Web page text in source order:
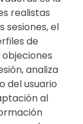
realistas
sesiones, el
de
analiza
del usuario
al